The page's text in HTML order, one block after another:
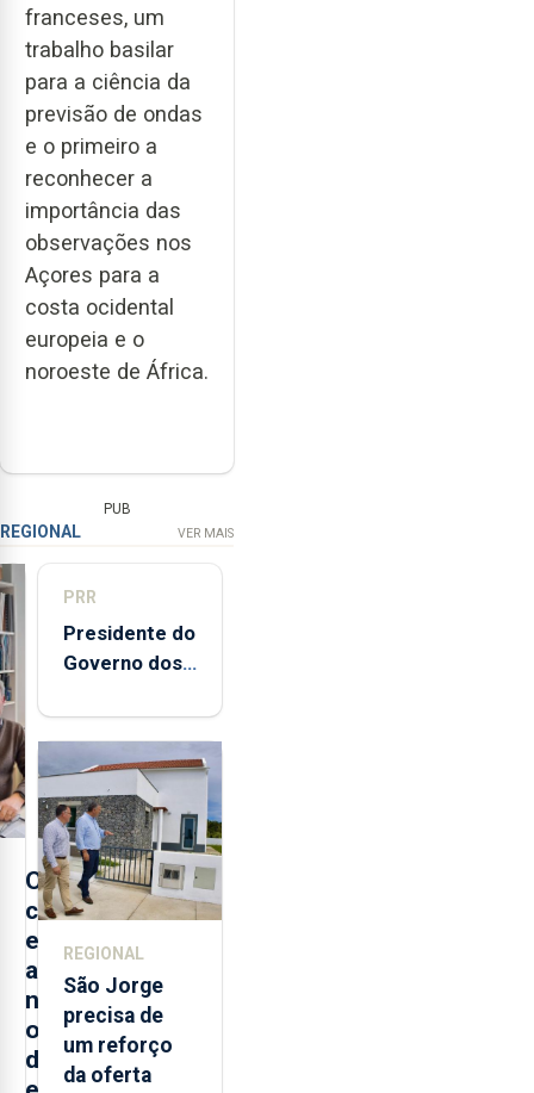
franceses, um
trabalho basilar
para a ciência da
previsão de ondas
e o primeiro a
reconhecer a
importância das
observações nos
Açores para a
costa ocidental
europeia e o
noroeste de África.
PUB
REGIONAL VER MAIS
O
c
e
a
n
o
d
PRR
Presidente do
Governo dos
destaca
execução e
modernização
da saúde
REGIONAL
São Jorge
precisa de
um reforço
da oferta